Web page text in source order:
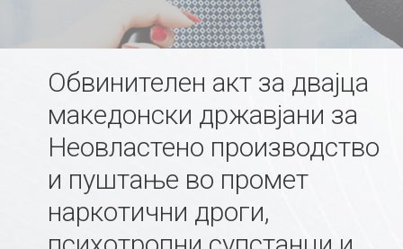
Обвинителен акт за двајца
македонски државјани за
Неовластено производство
и пуштање во промет
наркотични дроги,